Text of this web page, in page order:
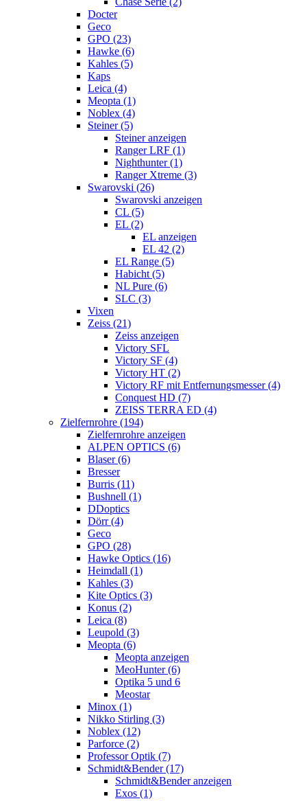
Docter
Geco
GPO (23)
Hawke (6)
Kahles (5)
Kaps
Leica (4)
Meopta (1)
Noblex (4)
Steiner (5)
Steiner anzeigen
Ranger LRF (1)
Nighthunter (1)
Ranger Xtreme (3)
Swarovski (26)
Swarovski anzeigen
CL (5)
EL (2)
EL anzeigen
EL 42 (2)
EL Range (5)
Habicht (5)
NL Pure (6)
SLC (3)
Vixen
Zeiss (21)
Zeiss anzeigen
Victory SFL
Victory SF (4)
Victory HT (2)
Victory RF mit Entfernungsmesser (4)
Conquest HD (7)
ZEISS TERRA ED (4)
Zielfernrohre (194)
Zielfernrohre anzeigen
ALPEN OPTICS (6)
Blaser (6)
Bresser
Burris (11)
Bushnell (1)
DDoptics
Dörr (4)
Geco
GPO (28)
Hawke Optics (16)
Heimdall (1)
Kahles (3)
Kite Optics (3)
Konus (2)
Leica (8)
Leupold (3)
Meopta (6)
Meopta anzeigen
MeoHunter (6)
Optika 5 und 6
Meostar
Minox (1)
Nikko Stirling (3)
Noblex (12)
Parforce (2)
Professor Optik (7)
Schmidt&Bender (17)
Schmidt&Bender anzeigen
Exos (1)